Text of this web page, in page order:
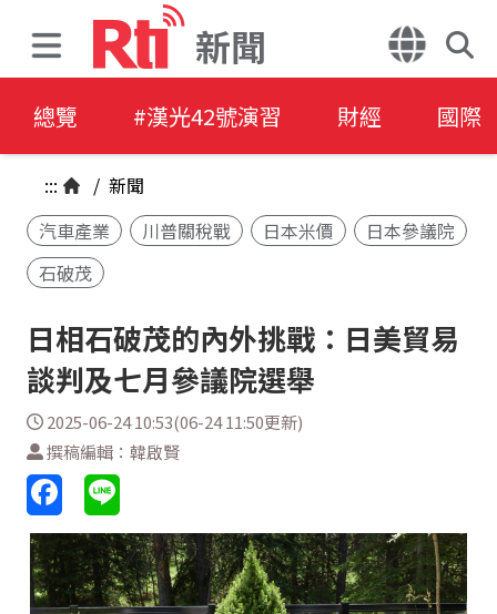
新聞
總覽 #漢光42號演習 財經 國際
::: / 新聞
汽車產業
川普關稅戰 日本米價
日本參議院
石破茂
日相石破茂的內外挑戰：日美貿易
談判及七月參議院選舉
2025-06-24 10:53(06-24 11:50更新)
撰稿編輯：韓啟賢